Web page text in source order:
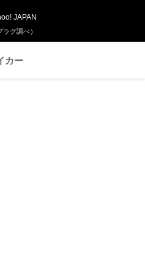
グ調べ）
JAPAN
カー